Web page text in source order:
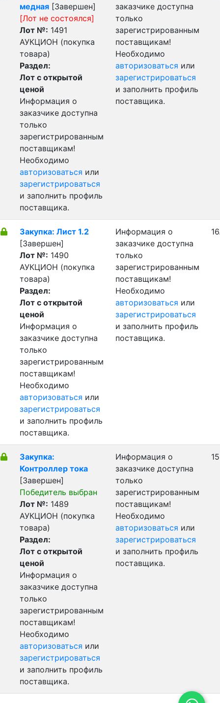
медная [Завершен]
[Лот не состоялся]
Лот №: 1491
АУКЦИОН (покупка
товара)
Раздел:
Лот с открытой
ценой
Информация о
заказчике доступна
только
зарегистрированным
поставщикам!
Необходимо
авторизоваться или
зарегистрироваться
и заполнить профиль
поставщика.
заказчике доступна
только
зарегистрированным
поставщикам!
Необходимо
авторизоваться или
зарегистрироваться
и заполнить профиль
поставщика.
Закупка: Лист 1.2
[Завершен]
Лот №: 1490
АУКЦИОН (покупка
товара)
Раздел:
Лот с открытой
ценой
Информация о
заказчике доступна
только
зарегистрированным
поставщикам!
Необходимо
авторизоваться или
зарегистрироваться
и заполнить профиль
поставщика.
Информация о
заказчике доступна
только
зарегистрированным
поставщикам!
Необходимо
авторизоваться или
зарегистрироваться
и заполнить профиль
поставщика.
Закупка:
Контроллер тока
[Завершен]
Победитель выбран
Лот №: 1489
АУКЦИОН (покупка
товара)
Раздел:
Лот с открытой
ценой
Информация о
заказчике доступна
только
зарегистрированным
поставщикам!
Необходимо
авторизоваться или
зарегистрироваться
и заполнить профиль
поставщика.
Информация о
заказчике доступна
только
зарегистрированным
поставщикам!
Необходимо
авторизоваться или
зарегистрироваться
и заполнить профиль
поставщика.